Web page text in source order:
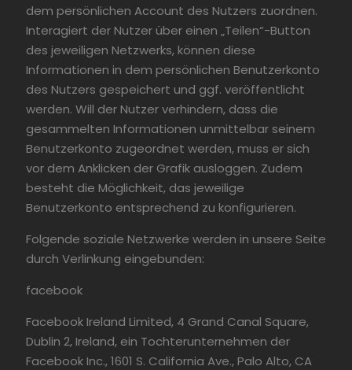
dem persönlichen Account des Nutzers zuordnen.
Interagiert der Nutzer über einen „Teilen“-Button
des jeweiligen Netzwerks, können diese
Informationen in dem persönlichen Benutzerkonto
des Nutzers gespeichert und ggf. veröffentlicht
werden. Will der Nutzer verhindern, dass die
gesammelten Informationen unmittelbar seinem
Benutzerkonto zugeordnet werden, muss er sich
vor dem Anklicken der Grafik ausloggen. Zudem
besteht die Möglichkeit, das jeweilige
Benutzerkonto entsprechend zu konfigurieren.
Folgende soziale Netzwerke werden in unsere Seite
durch Verlinkung eingebunden:
facebook
Facebook Ireland Limited, 4 Grand Canal Square,
Dublin 2, Ireland, ein Tochterunternehmen der
Facebook Inc., 1601 S. California Ave., Palo Alto, CA